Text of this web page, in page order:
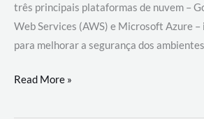
três principais plataformas de nuvem –
Web Services (AWS) e Microsoft Azure
para melhorar a segurança dos
Gerenciamento
Read More »